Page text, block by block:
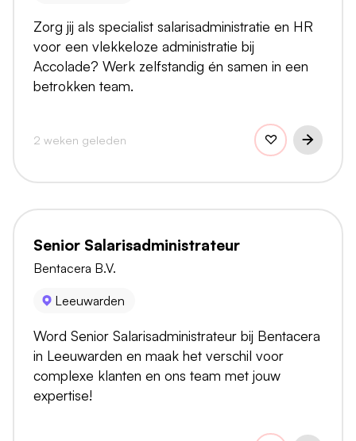
Zorg jij als specialist salarisadministratie en HR
voor een vlekkeloze administratie bij
Accolade? Werk zelfstandig én samen in een
betrokken team.
2 weken geleden
Senior Salarisadministrateur
Bentacera B.V.
Leeuwarden
Word Senior Salarisadministrateur bij Bentacera
in Leeuwarden en maak het verschil voor
complexe klanten en ons team met jouw
expertise!